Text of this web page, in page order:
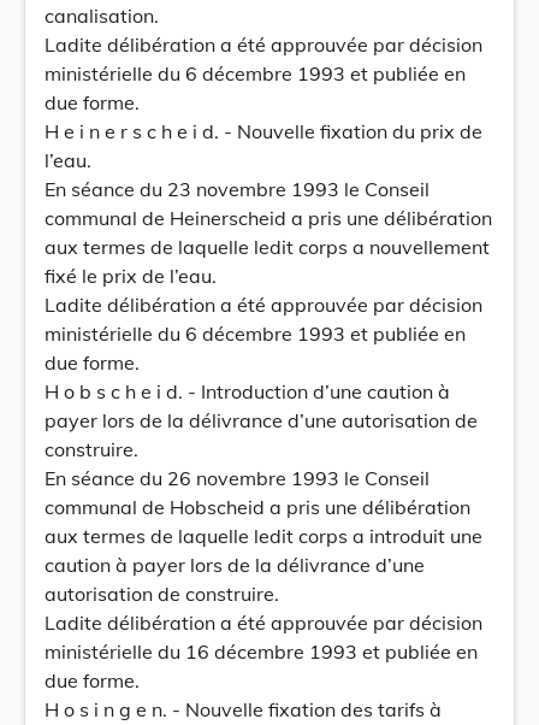
canalisation.
Ladite délibération a été approuvée par décision
ministérielle du 6 décembre 1993 et publiée en
due forme.
H e i n e r s c h e i d. - Nouvelle fixation du prix de
l’eau.
En séance du 23 novembre 1993 le Conseil
communal de Heinerscheid a pris une délibération
aux termes de laquelle ledit corps a nouvellement
fixé le prix de l’eau.
Ladite délibération a été approuvée par décision
ministérielle du 6 décembre 1993 et publiée en
due forme.
H o b s c h e i d. - Introduction d’une caution à
payer lors de la délivrance d’une autorisation de
construire.
En séance du 26 novembre 1993 le Conseil
communal de Hobscheid a pris une délibération
aux termes de laquelle ledit corps a introduit une
caution à payer lors de la délivrance d’une
autorisation de construire.
Ladite délibération a été approuvée par décision
ministérielle du 16 décembre 1993 et publiée en
due forme.
H o s i n g e n. - Nouvelle fixation des tarifs à